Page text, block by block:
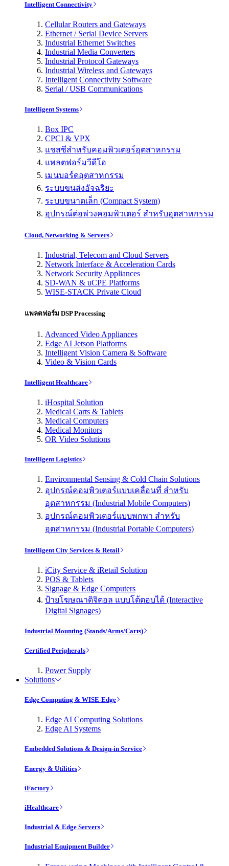
Intelligent Connectivity
Cellular Routers and Gateways
Ethernet / Serial Device Servers
Industrial Ethernet Switches
Industrial Media Converters
Industrial Protocol Gateways
Industrial Wireless and Gateways
Intelligent Connectivity Software
Serial / USB Communications
Intelligent Systems
Box IPC
CPCI & VPX
แชสซีสำหรับคอมพิวเตอร์อุตสาหกรรม
แพลตฟอร์มวีดีโอ
เมนบอร์ดอุตสาหกรรม
ระบบขนส่งอัจฉริยะ
ระบบขนาดเล็ก (Compact System)
อุปกรณ์ต่อพ่วงคอมพิวเตอร์ สำหรับอุตสาหกรรม
Cloud, Networking & Servers
Industrial, Telecom and Cloud Servers
Network Interface & Acceleration Cards
Network Security Appliances
SD-WAN & uCPE Platforms
WISE-STACK Private Cloud
แพลตฟอร์ม DSP Processing
Advanced Video Appliances
Edge AI Jetson Platforms
Intelligent Vision Camera & Software
Video & Vision Cards
Intelligent Healthcare
iHospital Solution
Medical Carts & Tablets
Medical Computers
Medical Monitors
OR Video Solutions
Intelligent Logistics
Environmental Sensing & Cold Chain Solutions
อุปกรณ์คอมพิวเตอร์แบบเคลื่อนที่ สำหรับ
อุตสาหกรรม (Industrial Mobile Computers)
อุปกรณ์คอมพิวเตอร์แบบพกพา สำหรับ
อุตสาหกรรม (Industrial Portable Computers)
Intelligent City Services & Retail
iCity Service & iRetail Solution
POS & Tablets
Signage & Edge Computers
ป้ายโฆษณาดิจิตอล แบบโต้ตอบได้ (Interactive
Digital Signages)
Industrial Mounting (Stands/Arms/Carts)
Certified Peripherals
Power Supply
Solutions
Edge Computing & WISE-Edge
Edge AI Computing Solutions
Edge AI Systems
Embedded Solutions & Design-in Service
Energy & Utilities
iFactory
iHealthcare
Industrial & Edge Servers
Industrial Equipment Builder